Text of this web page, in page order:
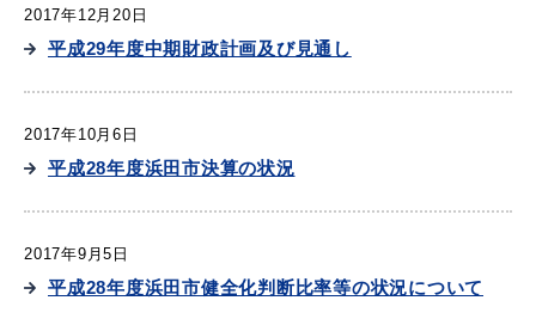
2017年12月20日
平成29年度中期財政計画及び見通し
2017年10月6日
平成28年度浜田市決算の状況
2017年9月5日
平成28年度浜田市健全化判断比率等の状況について